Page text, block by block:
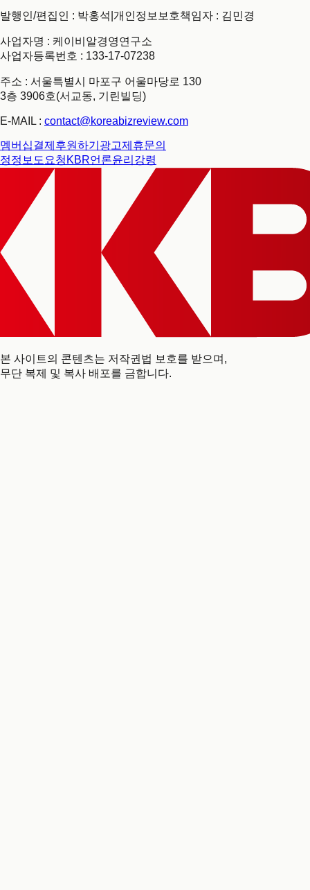
발행인/편집인 : 박홍석 개인정보보호책임자 : 김민경
사업자명 : 케이비알경영연구소
사업자등록번호 : 133-17-07238
주소 : 서울특별시 마포구 어울마당로 130
3층 3906호(서교동, 기린빌딩)
E-MAIL : contact@koreabizreview.com
멤버십결제 후원하기 광고제휴문의
정정보도요청 KBR언론윤리강령
본 사이트의 콘텐츠는 저작권법 보호를 받으며,
무단 복제 및 복사 배포를 금합니다.